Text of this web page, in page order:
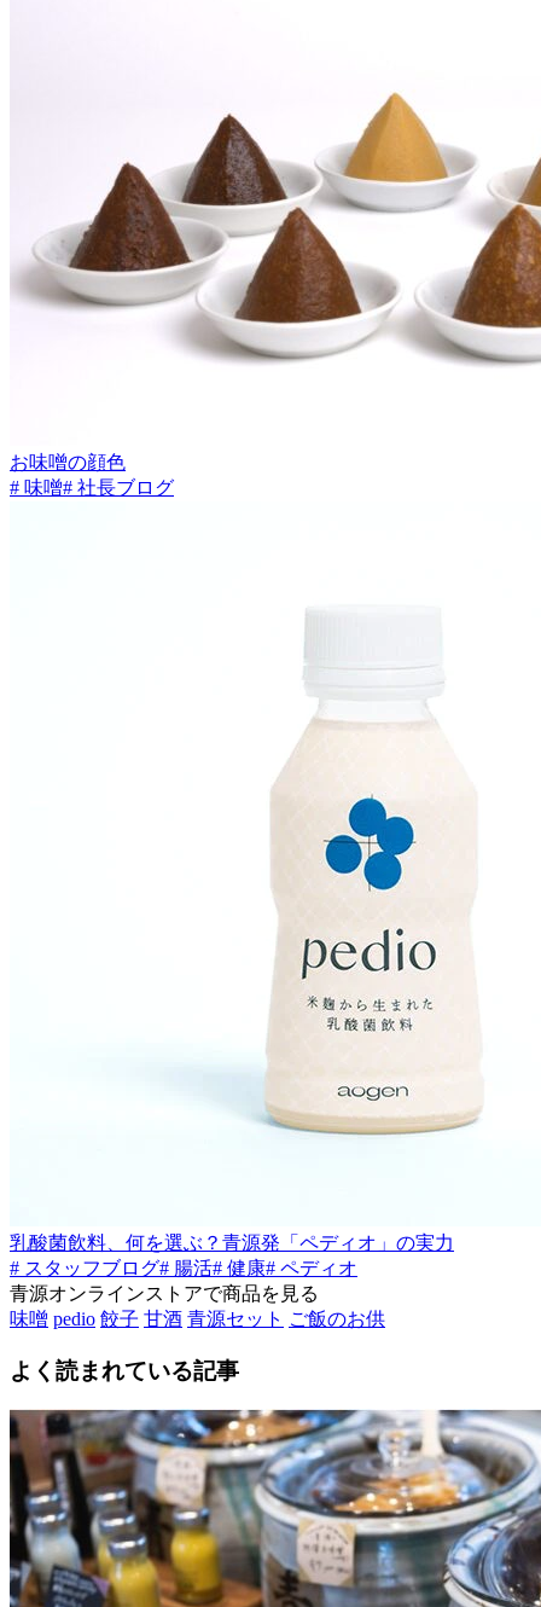
お味噌の顔色
# 味噌# 社長ブログ
乳酸菌飲料、何を選ぶ？青源発「ペディオ」の実力
# スタッフブログ# 腸活# 健康# ペディオ
青源オンラインストアで商品を見る
味噌 pedio 餃子 甘酒 青源セット ご飯のお供
よく読まれている記事